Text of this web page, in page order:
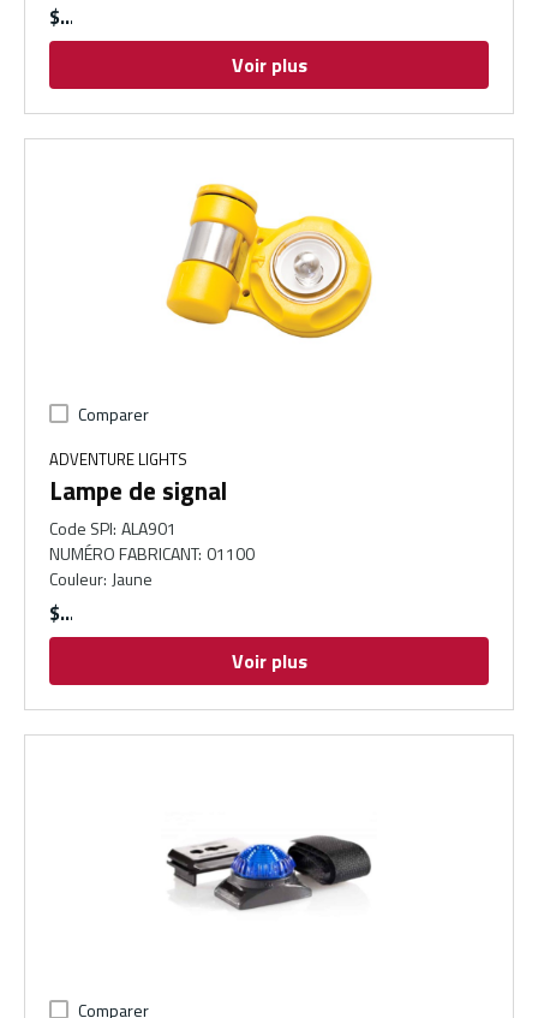
$
Voir plus
Comparer
ADVENTURE LIGHTS
Lampe de signal
Code SPI: ALA901
NUMÉRO FABRICANT: 01100
Couleur: Jaune
$
Voir plus
Comparer